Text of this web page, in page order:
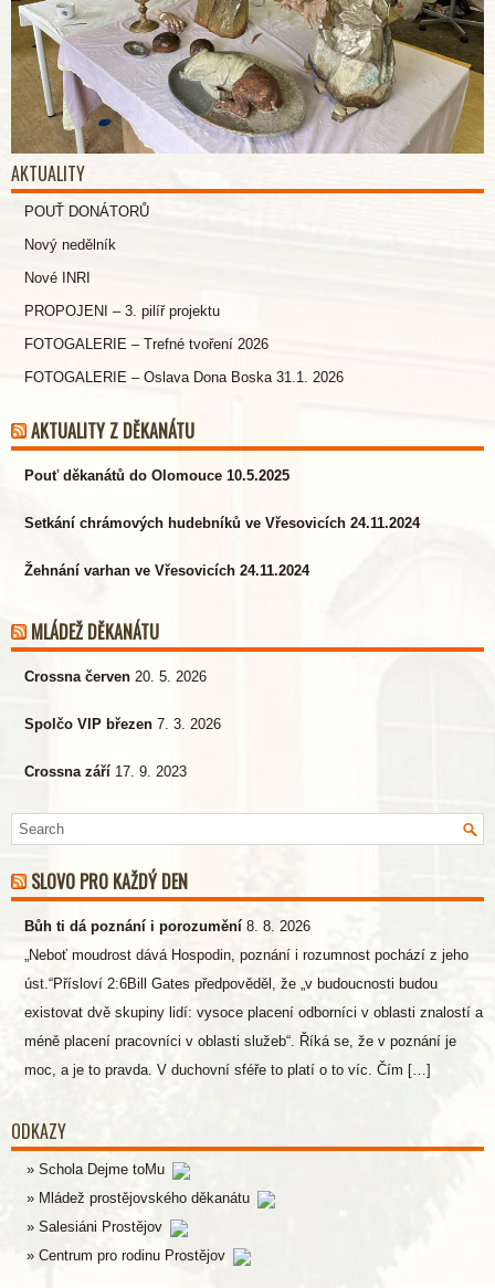
AKTUALITY
POUŤ DONÁTORŮ
Nový nedělník
Nové INRI
PROPOJENI – 3. pilíř projektu
FOTOGALERIE – Trefné tvoření 2026
FOTOGALERIE – Oslava Dona Boska 31.1. 2026
AKTUALITY Z DĚKANÁTU
Pouť děkanátů do Olomouce 10.5.2025
Setkání chrámových hudebníků ve Vřesovicích 24.11.2024
Žehnání varhan ve Vřesovicích 24.11.2024
MLÁDEŽ DĚKANÁTU
Crossna červen 20. 5. 2026
Spolčo VIP březen 7. 3. 2026
Crossna září 17. 9. 2023
SLOVO PRO KAŽDÝ DEN
Bůh ti dá poznání i porozumění 8. 8. 2026
„Neboť moudrost dává Hospodin, poznání i rozumnost pochází z jeho
úst.“Přísloví 2:6Bill Gates předpověděl, že „v budoucnosti budou
existovat dvě skupiny lidí: vysoce placení odborníci v oblasti znalostí a
méně placení pracovníci v oblasti služeb“. Říká se, že v poznání je
moc, a je to pravda. V duchovní sféře to platí o to víc. Čím […]
ODKAZY
Schola Dejme toMu
Mládež prostějovského děkanátu
Salesiáni Prostějov
Centrum pro rodinu Prostějov